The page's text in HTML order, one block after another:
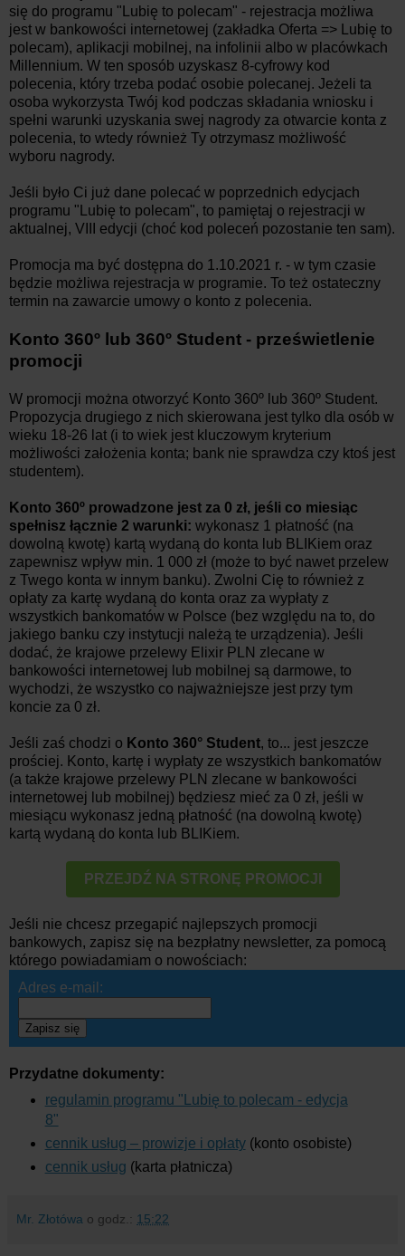
się do programu "Lubię to polecam" - rejestracja możliwa
jest w bankowości internetowej (zakładka Oferta => Lubię to
polecam), aplikacji mobilnej, na infolinii albo w placówkach
Millennium. W ten sposób uzyskasz 8-cyfrowy kod
polecenia, który trzeba podać osobie polecanej. Jeżeli ta
osoba wykorzysta Twój kod podczas składania wniosku i
spełni warunki uzyskania swej nagrody za otwarcie konta z
polecenia, to wtedy również Ty otrzymasz możliwość
wyboru nagrody.
Jeśli było Ci już dane polecać w poprzednich edycjach
programu "Lubię to polecam", to pamiętaj o rejestracji w
aktualnej, VIII edycji (choć kod poleceń pozostanie ten sam).
Promocja ma być dostępna do 1.10.2021 r. - w tym czasie
będzie możliwa rejestracja w programie. To też ostateczny
termin na zawarcie umowy o konto z polecenia.
Konto 360º lub 360º Student - prześwietlenie
promocji
W promocji można otworzyć Konto 360º lub 360º Student.
Propozycja drugiego z nich skierowana jest tylko dla osób w
wieku 18-26 lat (i to wiek jest kluczowym kryterium
możliwości założenia konta; bank nie sprawdza czy ktoś jest
studentem).
Konto 360º prowadzone jest za 0 zł, jeśli co miesiąc
spełnisz łącznie 2 warunki: wykonasz 1 płatność (na
dowolną kwotę) kartą wydaną do konta lub BLIKiem oraz
zapewnisz wpływ min. 1 000 zł (może to być nawet przelew
z Twego konta w innym banku). Zwolni Cię to również z
opłaty za kartę wydaną do konta oraz za wypłaty z
wszystkich bankomatów w Polsce (bez względu na to, do
jakiego banku czy instytucji należą te urządzenia). Jeśli
dodać, że krajowe przelewy Elixir PLN zlecane w
bankowości internetowej lub mobilnej są darmowe, to
wychodzi, że wszystko co najważniejsze jest przy tym
koncie za 0 zł.
Jeśli zaś chodzi o Konto 360° Student, to... jest jeszcze
prościej. Konto, kartę i wypłaty ze wszystkich bankomatów
(a także krajowe przelewy PLN zlecane w bankowości
internetowej lub mobilnej) będziesz mieć za 0 zł, jeśli w
miesiącu wykonasz jedną płatność (na dowolną kwotę)
kartą wydaną do konta lub BLIKiem.
PRZEJDŹ NA STRONĘ PROMOCJI
Jeśli nie chcesz przegapić najlepszych promocji
bankowych, zapisz się na bezpłatny newsletter, za pomocą
którego powiadamiam o nowościach:
Adres e-mail:
Zapisz się
Przydatne dokumenty:
regulamin programu "Lubię to polecam - edycja
8"
cennik usług – prowizje i opłaty(konto osobiste)
cennik usług (karta płatnicza)
Mr. Złotówa o godz.: 15:22